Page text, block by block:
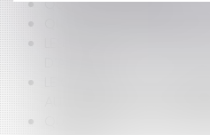
QUELS SONT LES
LE CONSEIL DE LA
QUELLES SONT LES